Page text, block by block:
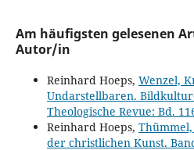
Am häufigsten gelesenen
Autor/in
Reinhard Hoeps, Wenzel,
Undarstellbaren.
Theologische Revue: Bd.
Reinhard Hoeps,
der christlichen Kunst.